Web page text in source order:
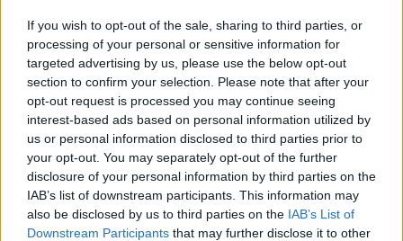
If you wish to opt-out of the sale, sharing to third parties, or
processing of your personal or sensitive information for
targeted advertising by us, please use the below opt-out
section to confirm your selection. Please note that after your
opt-out request is processed you may continue seeing
interest-based ads based on personal information utilized by
us or personal information disclosed to third parties prior to
your opt-out. You may separately opt-out of the further
disclosure of your personal information by third parties on the
IAB’s list of downstream participants. This information may
also be disclosed by us to third parties on the IAB’s List of
Downstream Participants that may further disclose it to other
Imre Hilda
Oktatás és nevelés területén dolgozom, de minden
szabadidőmben írok. Szeretek belesni a hétköznapok függönye
mögé és közben keresem az embert, a nőt a jól legyártott álarcok
mögött. Néha meséket is írok, de gyakrabban novellákat,
cikkeket és apró vicces történeteket.
KAPCSOLÓDÓ CIKKEK TÖBB A SZERZŐTŐL